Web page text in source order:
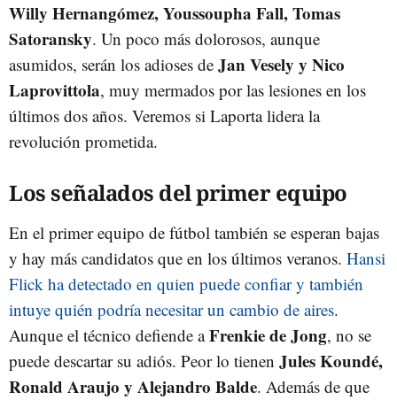
Willy Hernangómez, Youssoupha Fall, Tomas
Satoransky. Un poco más dolorosos, aunque
asumidos, serán los adioses de Jan Vesely y Nico
Laprovittola, muy mermados por las lesiones en los
últimos dos años. Veremos si Laporta lidera la
revolución prometida.
Los señalados del primer equipo
En el primer equipo de fútbol también se esperan bajas
y hay más candidatos que en los últimos veranos. Hansi
Flick ha detectado en quien puede confiar y también
intuye quién podría necesitar un cambio de aires.
Aunque el técnico defiende aFrenkie de Jong, no se
puede descartar su adiós. Peor lo tienen Jules Koundé,
Ronald Araujo y Alejandro Balde. Además de que